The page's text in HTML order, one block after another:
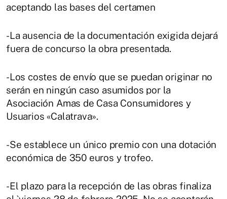
aceptando las bases del certamen
-La ausencia de la documentación exigida dejará
fuera de concurso la obra presentada.
-Los costes de envío que se puedan originar no
serán en ningún caso asumidos por la
Asociación Amas de Casa Consumidores y
Usuarios «Calatrava».
-Se establece un único premio con una dotación
económica de 350 euros y trofeo.
-El plazo para la recepción de las obras finaliza